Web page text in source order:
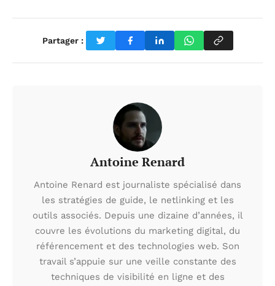
Partager :
Antoine Renard
Antoine Renard est journaliste spécialisé dans
les stratégies de guide, le netlinking et les
outils associés. Depuis une dizaine d’années, il
couvre les évolutions du marketing digital, du
référencement et des technologies web. Son
travail s’appuie sur une veille constante des
techniques de visibilité en ligne et des